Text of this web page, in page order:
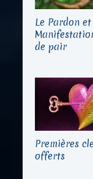
Le Pardon
de pair
Premières
offerts